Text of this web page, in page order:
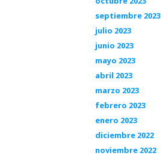
septiembre 2023
julio 2023
junio 2023
mayo 2023
abril 2023
marzo 2023
febrero 2023
enero 2023
diciembre 2022
noviembre 2022